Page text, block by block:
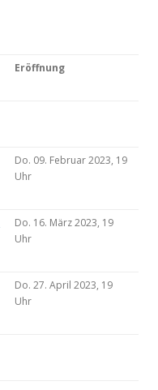
Eröffnung
Do. 09. Februar 2023, 19
Uhr
Do. 16. März 2023, 19
Uhr
Do. 27. April 2023, 19
Uhr